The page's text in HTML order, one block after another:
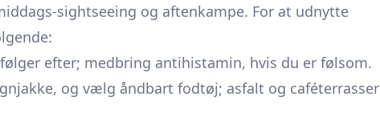
sightseeing og aftenkampe. For at udnytte
efter; medbring antihistamin, hvis du er følsom.
og vælg åndbart fodtøj; asfalt og caféterrasser